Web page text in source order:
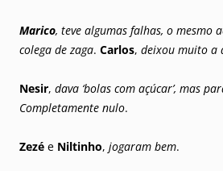
Marico, teve algumas falhas, o mesmo
colega de zaga. Carlos, deixou muito a
Nesir, dava ‘bolas com açúcar’, mas
Completamente nulo.
Zezé e Niltinho, jogaram bem.